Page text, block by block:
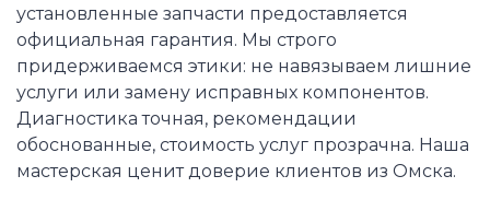
установленные запчасти предоставляется
официальная гарантия. Мы строго
придерживаемся этики: не навязываем лишние
услуги или замену исправных компонентов.
Диагностика точная, рекомендации
обоснованные, стоимость услуг прозрачна. Наша
мастерская ценит доверие клиентов из Омска.